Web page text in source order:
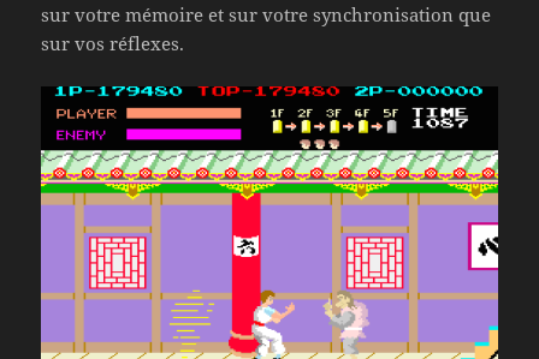
sur votre mémoire et sur votre synchronisation que
sur vos réflexes.